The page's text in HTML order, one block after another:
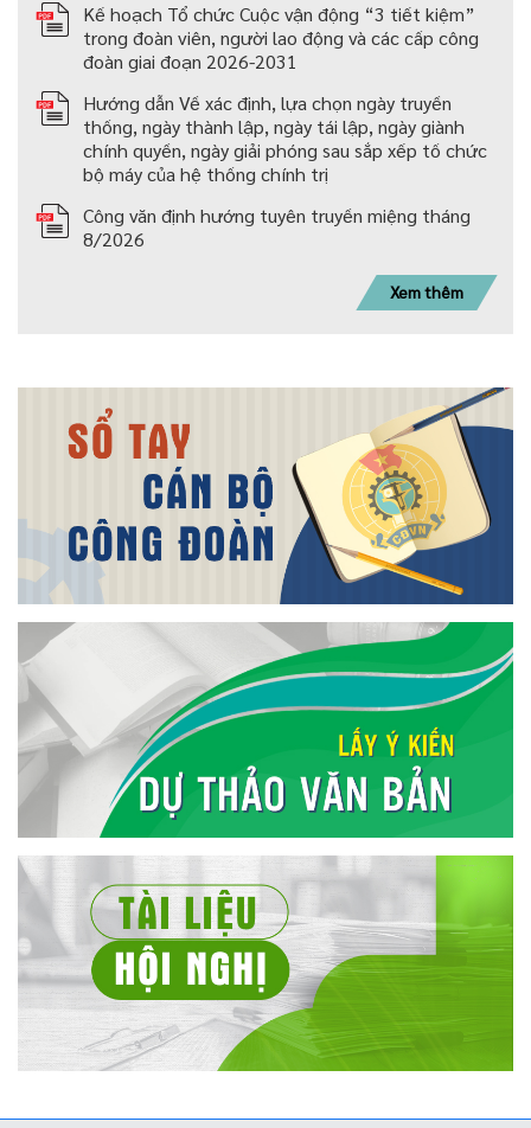
Kế hoạch Tổ chức Cuộc vận động “3 tiết kiệm”
trong đoàn viên, người lao động và các cấp công
đoàn giai đoạn 2026-2031
Hướng dẫn Về xác định, lựa chọn ngày truyền
thống, ngày thành lập, ngày tái lập, ngày giành
chính quyền, ngày giải phóng sau sắp xếp tố chức
bộ máy của hệ thống chính trị
Công văn định hướng tuyên truyền miệng tháng
8/2026
Xem thêm